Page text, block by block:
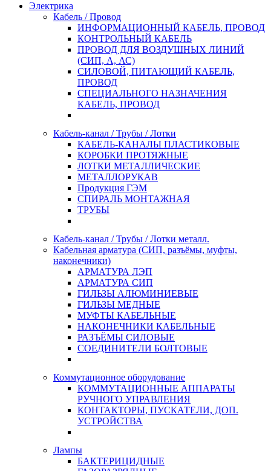
Электрика
Кабель / Провод
ИНФОРМАЦИОННЫЙ КАБЕЛЬ, ПРОВОД
КОНТРОЛЬНЫЙ КАБЕЛЬ
ПРОВОД ДЛЯ ВОЗДУШНЫХ ЛИНИЙ
(СИП, А, АС)
СИЛОВОЙ, ПИТАЮЩИЙ КАБЕЛЬ,
ПРОВОД
СПЕЦИАЛЬНОГО НАЗНАЧЕНИЯ
КАБЕЛЬ, ПРОВОД
Кабель-канал / Трубы / Лотки
КАБЕЛЬ-КАНАЛЫ ПЛАСТИКОВЫЕ
КОРОБКИ ПРОТЯЖНЫЕ
ЛОТКИ МЕТАЛЛИЧЕСКИЕ
МЕТАЛЛОРУКАВ
Продукция ГЭМ
СПИРАЛЬ МОНТАЖНАЯ
ТРУБЫ
Кабель-канал / Трубы / Лотки металл.
Кабельная арматура (СИП, разъёмы, муфты,
наконечники)
АРМАТУРА ЛЭП
АРМАТУРА СИП
ГИЛЬЗЫ АЛЮМИНИЕВЫЕ
ГИЛЬЗЫ МЕДНЫЕ
МУФТЫ КАБЕЛЬНЫЕ
НАКОНЕЧНИКИ КАБЕЛЬНЫЕ
РАЗЪЁМЫ СИЛОВЫЕ
СОЕДИНИТЕЛИ БОЛТОВЫЕ
Коммутационное оборудование
КОММУТАЦИОННЫЕ АППАРАТЫ
РУЧНОГО УПРАВЛЕНИЯ
КОНТАКТОРЫ, ПУСКАТЕЛИ, ДОП.
УСТРОЙСТВА
Лампы
БАКТЕРИЦИДНЫЕ